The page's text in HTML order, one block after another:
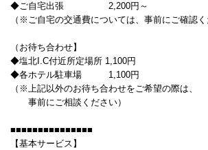
◆ご自宅出張 2,200円～
（※ご自宅の交通費については、事前にご確認く
（お待ち合わせ】
◆塩北I.C付近所定場所 1,100円
◆各ホテル駐車場 1,100円
（※上記以外のお待ち合わせをご希望の際は、
事前にご相談ください）
■■■■■■■■■■■■■■■
【基本サービス】